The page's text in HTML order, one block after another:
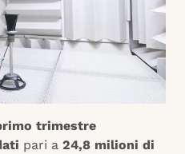
trimestre
pari a 24,8 milioni di